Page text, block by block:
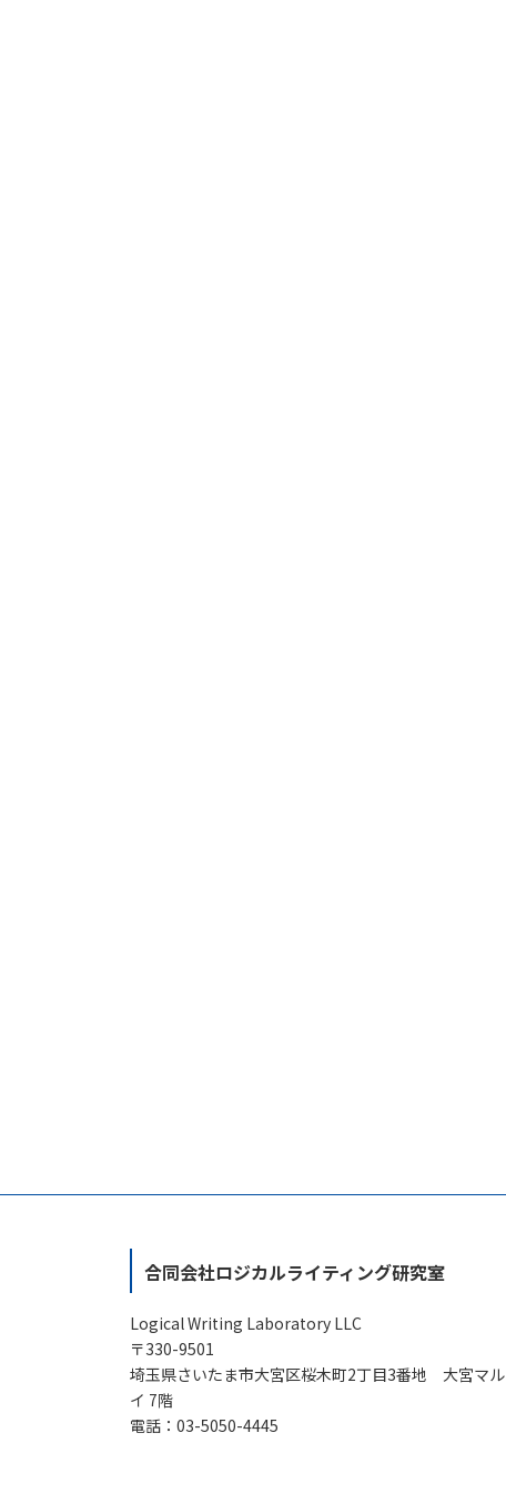
合同会社ロジカルライティング研究室
Logical Writing Laboratory LLC
〒330-9501
埼玉県さいたま市大宮区桜木町2丁目3番地 大宮マル
イ 7階
電話：03-5050-4445